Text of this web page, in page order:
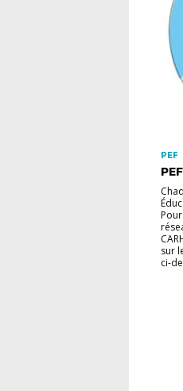
PEF
sur
ci-